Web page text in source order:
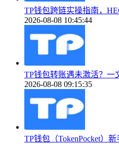
TP钱包跨链实操指南，
2026-08-08 10:45:44
TP钱包转账遇未激活？一
2026-08-08 09:15:35
TP钱包（TokenPocket）